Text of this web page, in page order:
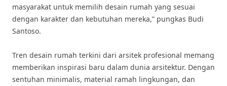
masyarakat untuk memilih desain rumah yang sesuai
dengan karakter dan kebutuhan mereka,” pungkas Budi
Santoso.
Tren desain rumah terkini dari arsitek profesional memang
memberikan inspirasi baru dalam dunia arsitektur. Dengan
sentuhan minimalis, material ramah lingkungan, dan